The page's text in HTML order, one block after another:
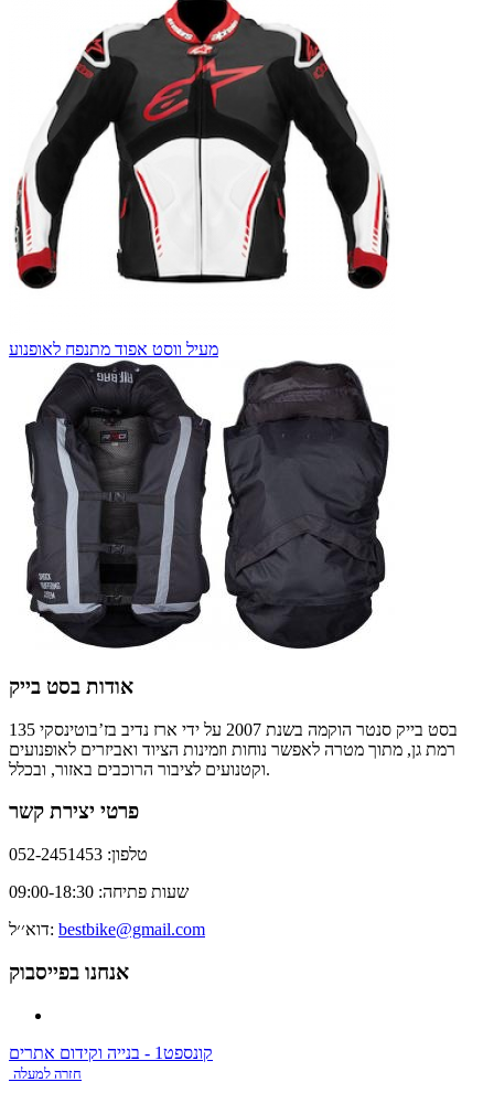
מעיל ווסט אפוד מתנפח לאופנוע
אודות בסט בייק
בסט בייק סנטר הוקמה בשנת 2007 על ידי ארז נדיב בז’בוטינסקי 135
רמת גן, מתוך מטרה לאפשר נוחות וזמינות הציוד ואביזרים לאופנועים
וקטנועים לציבור הרוכבים באזור, ובכלל.
פרטי יצירת קשר
טלפון: 052-2451453
שעות פתיחה: 09:00-18:30
דוא׳׳ל: bestbike@gmail.com
אנחנו בפייסבוק
קונספט1 - בנייה וקידום אתרים
חזרה למעלה